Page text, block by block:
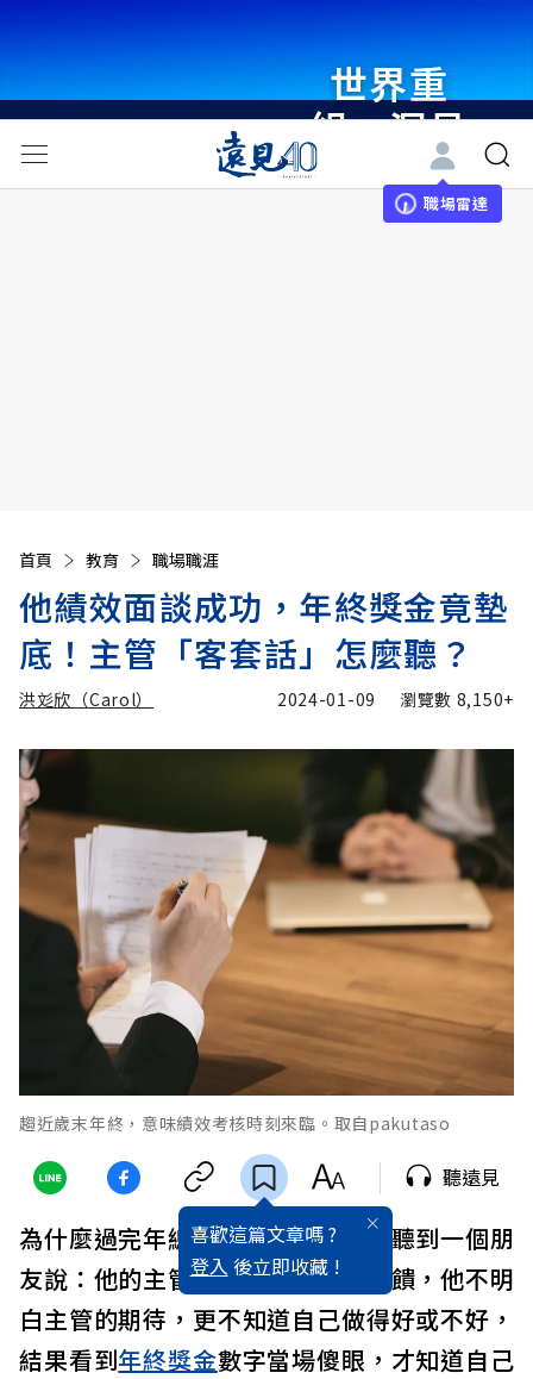
世界重
組・洞見
未來 與
世界領袖
職場雷達
首頁 教育 職場職涯
他績效面談成功，年終獎金竟墊
底！主管「客套話」怎麼聽？
洪彣欣（Carol） 2024-01-09 瀏覽數 8,150+
趨近歲末年終，意味績效考核時刻來臨。取自pakutaso
喜歡這篇文章嗎 ?
登入 後立即收藏 !
聽遠見
為什麼過完年總是離職高峰？曾經聽到一個朋
友說：他的主管平時不太給績效回饋，他不明
白主管的期待，更不知道自己做得好或不好，
結果看到年終獎金數字當場傻眼，才知道自己